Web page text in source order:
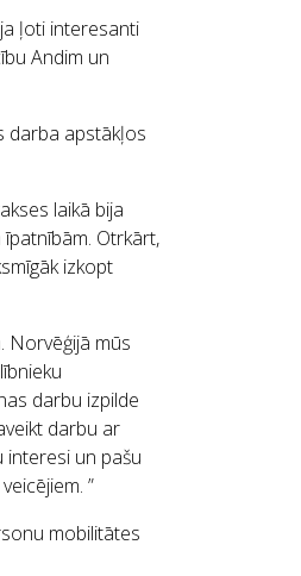
ļoti interesanti
Andim un
darba apstākļos
laikā bija
Otrkārt,
izkopt
Norvēģijā mūs
darbu izpilde
darbu ar
interesi un pašu
”
mobilitātes